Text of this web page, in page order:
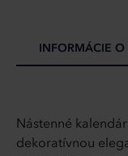
INFORMÁCIE
Nástenné
dekoratívnou